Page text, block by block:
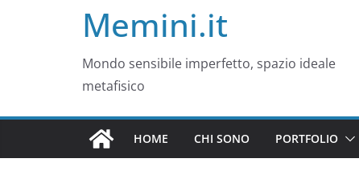
Memini.it
Mondo sensibile imperfetto, spazio ideale
metafisico
HOME CHI SONO PORTFOLIO